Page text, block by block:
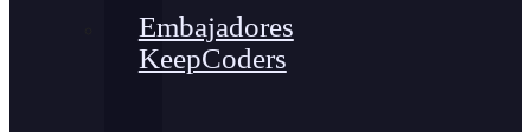
Embajadores
KeepCoders